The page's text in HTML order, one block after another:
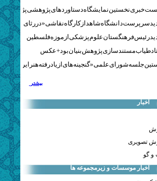
خبری نخستین نمایشگاه دستاوردهای پژوهشی
سرپرست دانشگاه شاهد از کارگاه نقاشی «در رثای سیمرغ
رئیس فرهنگستان علوم پزشکی از موزه فلسطین
طیاب مستندسازی پژوهش‌بنیان بود + عکس
جلسه شورای علمی «گنجینه‌های ازیادرفته هنر ایران»
بیشتر
اخبار
تصویری
و گو
اخبار موسسات و زیرمجموعه ها